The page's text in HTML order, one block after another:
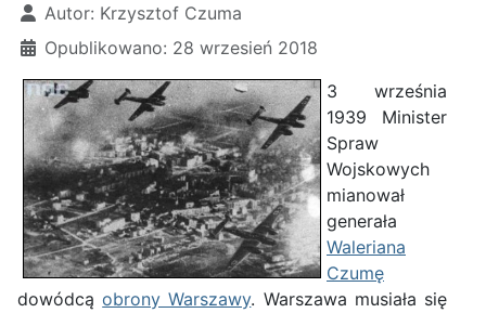
Autor: Krzysztof Czuma
Opublikowano: 28 wrzesień 2018
3 września
1939 Minister
Spraw
Wojskowych
mianował
generała
Waleriana
Czumę
dowódcąobrony Warszawy. Warszawa musiała się